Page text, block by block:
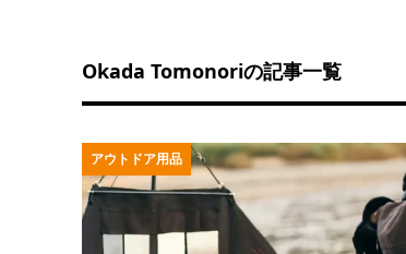
Okada Tomonoriの記事一覧
アウトドア用品